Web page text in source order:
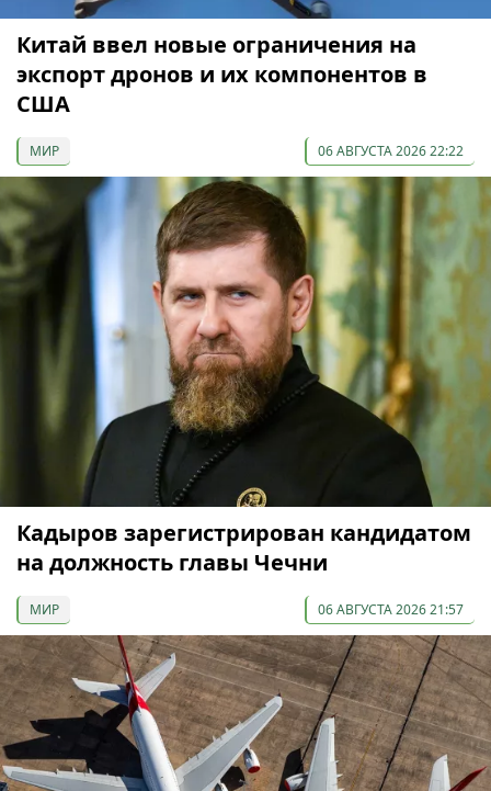
Китай ввел новые ограничения на
экспорт дронов и их компонентов в
США
МИР 06 АВГУСТА 2026 22:22
Кадыров зарегистрирован кандидатом
на должность главы Чечни
МИР 06 АВГУСТА 2026 21:57